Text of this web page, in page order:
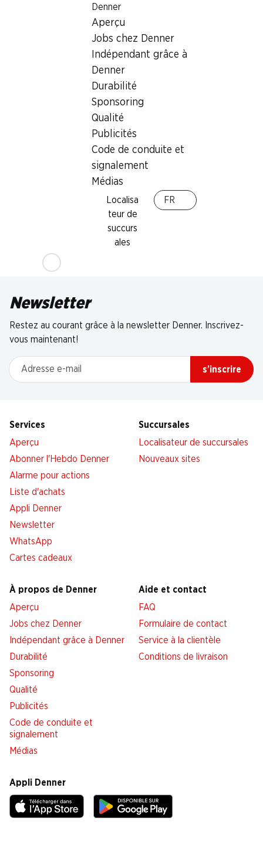
Denner
Aperçu
Jobs chez Denner
Indépendant grâce à
Denner
Durabilité
Sponsoring
Qualité
Publicités
Code de conduite et
signalement
Médias
Localisa
teur de
succurs
ales
FR
Retrait d'espèces avec la carte postale / M-Card
Newsletter
Restez au courant grâce à la newsletter Denner. Inscrivez-
vous maintenant!
Adresse e-mail
s’inscrire
Services
Aperçu
Abonner l'Hebdo Denner
Alarme pour actions
Liste d'achats
Appli Denner
Newsletter
WhatsApp
Cartes cadeaux
Succursales
Localisateur de succursales
Nouveaux sites
À propos de Denner
Aperçu
Jobs chez Denner
Indépendant grâce à Denner
Durabilité
Sponsoring
Qualité
Publicités
Code de conduite et
signalement
Médias
Aide et contact
FAQ
Formulaire de contact
Service à la clientèle
Conditions de livraison
Appli Denner